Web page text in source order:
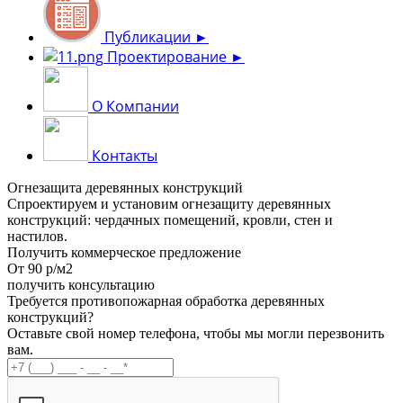
Публикации ►
Проектирование ►
О Компании
Контакты
Огнезащита деревянных конструкций
Спроектируем и установим огнезащиту деревянных
конструкций: чердачных помещений, кровли, стен и
настилов.
Получить коммерческое предложение
От 90 р/м2
получить консультацию
Требуется противопожарная обработка деревянных
конструкций?
Оставьте свой номер телефона, чтобы мы могли перезвонить
вам.